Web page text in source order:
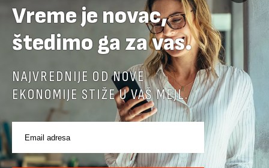
POVEZANI SADRŽAJI
Vreme je novac,
štedimo ga za vas.
NAJVREDNIJE OD NOVE
EKONOMIJE STIŽE U VAŠ MEJL.